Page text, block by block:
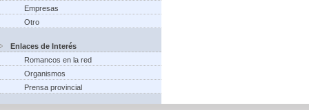
Empresas
Otro
Enlaces de Interés
Romancos en la red
Organismos
Prensa provincial